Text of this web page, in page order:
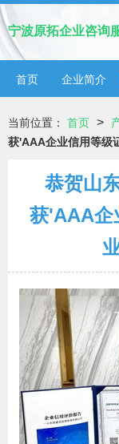
宁波原拓企业咨询
首页 企业简介
当前位置： 首页 >
获'AAA企业信用等级
恭贺山
获'AAA企